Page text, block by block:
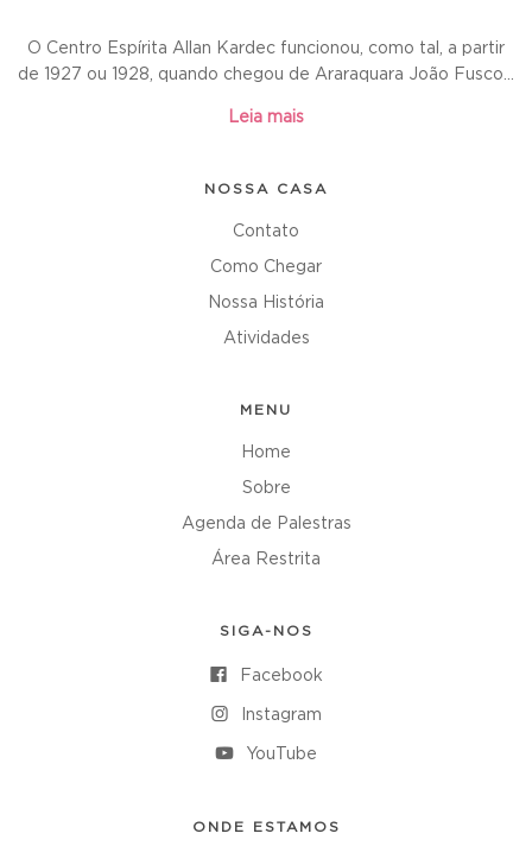
O Centro Espírita Allan Kardec funcionou, como tal, a partir
de 1927 ou 1928, quando chegou de Araraquara João Fusco...
Leia mais
NOSSA CASA
Contato
Como Chegar
Nossa História
Atividades
MENU
Home
Sobre
Agenda de Palestras
Área Restrita
SIGA-NOS
Facebook
Instagram
YouTube
ONDE ESTAMOS